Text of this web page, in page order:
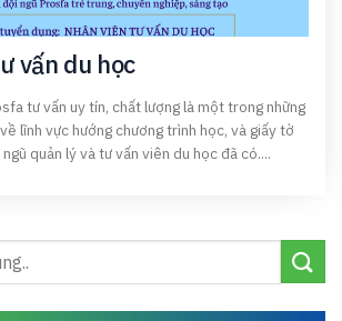
vấn du học
tư vấn uy tín, chất lượng là một trong những
lĩnh vực hướng chương trình học, và giấy tờ
quản lý và tư vấn viên du học đã có....